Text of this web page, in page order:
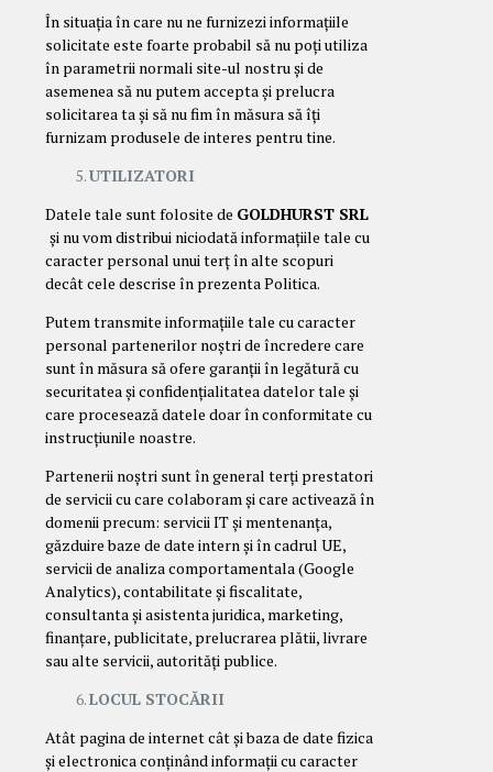
În situația în care nu ne furnizezi informațiile
solicitate este foarte probabil să nu poți utiliza
în parametrii normali site-ul nostru și de
asemenea să nu putem accepta și prelucra
solicitarea ta și să nu fim în măsura să îți
furnizam produsele de interes pentru tine.
UTILIZATORI
Datele tale sunt folosite de GOLDHURST SRL
și nu vom distribui niciodată informațiile tale cu
caracter personal unui terț în alte scopuri
decât cele descrise în prezenta Politica.
Putem transmite informațiile tale cu caracter
personal partenerilor noștri de încredere care
sunt în măsura să ofere garanții în legătură cu
securitatea și confidențialitatea datelor tale și
care procesează datele doar în conformitate cu
instrucțiunile noastre.
Partenerii noștri sunt în general terți prestatori
de servicii cu care colaboram și care activează în
domenii precum: servicii IT și mentenanța,
găzduire baze de date intern și în cadrul UE,
servicii de analiza comportamentala (Google
Analytics), contabilitate și fiscalitate,
consultanta și asistenta juridica, marketing,
finanțare, publicitate, prelucrarea plătii, livrare
sau alte servicii, autorități publice.
LOCUL STOCĂRII
Atât pagina de internet cât și baza de date fizica
și electronica conținând informații cu caracter